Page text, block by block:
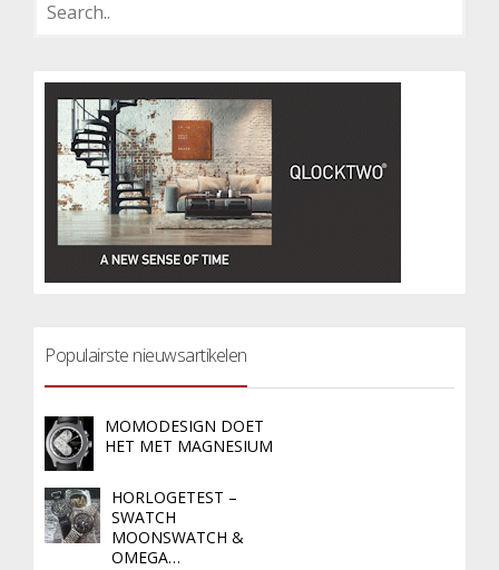
Populairste nieuwsartikelen
MOMODESIGN DOET
HET MET MAGNESIUM
HORLOGETEST –
SWATCH
MOONSWATCH &
OMEGA…